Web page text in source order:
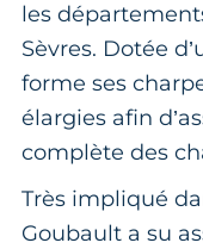
les
Sèvres. Dotée
forme ses
élargies afin
complète des
Très impliqué
Goubault a su